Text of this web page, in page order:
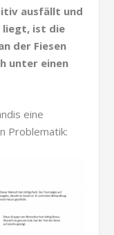
ausfällt und
liegt, ist die
der Fiesen
unter einen
eine
Problematik: